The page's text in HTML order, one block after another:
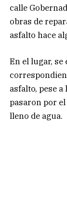
calle
obras de
asfalto hace
En el lugar,
asfalto, pese
pasaron por
lleno de agua.